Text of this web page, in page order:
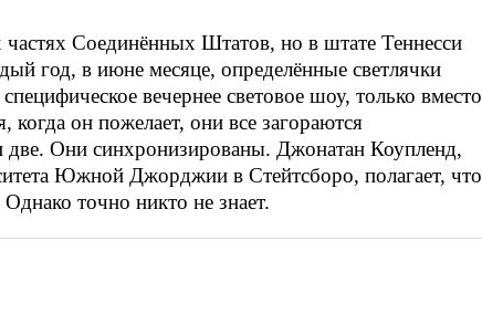
Соединённых Штатов, но в штате Теннесси
год, в июне месяце, определённые светлячки
вечернее световое шоу, только вместо
он пожелает, они все загораются
Они синхронизированы. Джонатан Коупленд,
Южной Джорджии в Стейтсборо, полагает, что
точно никто не знает.